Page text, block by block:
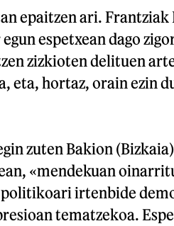
epaitzen ari. Frantziak
espetxean dago
zizkioten delituen
eta, hortaz, orain ezin
zuten Bakion
«mendekuan
politikoari irtenbide
tematzekoa.